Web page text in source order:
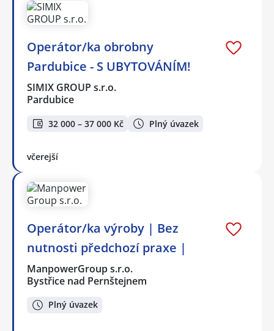
Operátor/ka obrobny
Pardubice - S UBYTOVÁNÍM!
SIMIX GROUP s.r.o.
Pardubice
32 000 – 37 000 Kč Plný úvazek
včerejší
Operátor/ka výroby | Bez
nutnosti předchozí praxe |
ManpowerGroup s.r.o.
Bystřice nad Pernštejnem
Plný úvazek